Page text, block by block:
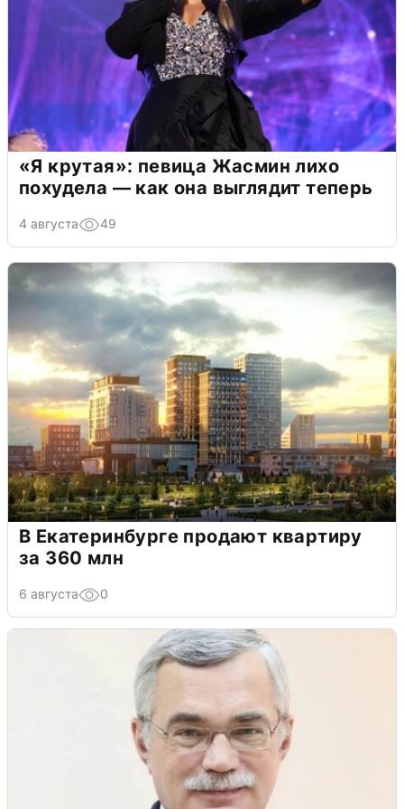
«Я крутая»: певица Жасмин лихо
похудела — как она выглядит теперь
4 августа 49
В Екатеринбурге продают квартиру
за 360 млн
6 августа 0